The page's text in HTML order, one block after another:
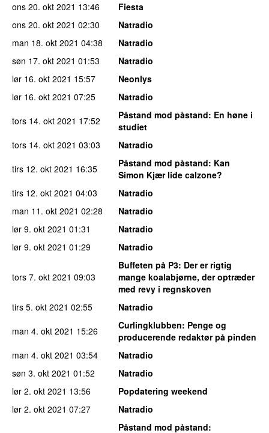
ons 20. okt 2021 13:46
Fiesta
ons 20. okt 2021 02:30
Natradio
man 18. okt 2021 04:38
Natradio
søn 17. okt 2021 01:53
Natradio
lør 16. okt 2021 15:57
Neonlys
lør 16. okt 2021 07:25
Natradio
tors 14. okt 2021 17:52 Påstand mod påstand: En høne i
studiet
tors 14. okt 2021 03:03
Natradio
tirs 12. okt 2021 16:35 Påstand mod påstand: Kan
Simon Kjær lide calzone?
tirs 12. okt 2021 04:03
Natradio
man 11. okt 2021 02:28
Natradio
lør 9. okt 2021 01:31
Natradio
lør 9. okt 2021 01:29 Natradio
tors 7. okt 2021 09:03
Buffeten på P3: Der er rigtig
mange koalabjørne, der optræder
med revy i regnskoven
tirs 5. okt 2021 02:55
Natradio
man 4. okt 2021 15:26 Curlingklubben: Penge og
producerende redaktør på pinden
man 4. okt 2021 03:54
Natradio
søn 3. okt 2021 01:52
Natradio
lør 2. okt 2021 13:56
Popdatering weekend
lør 2. okt 2021 07:27
Natradio
Påstand mod påstand: